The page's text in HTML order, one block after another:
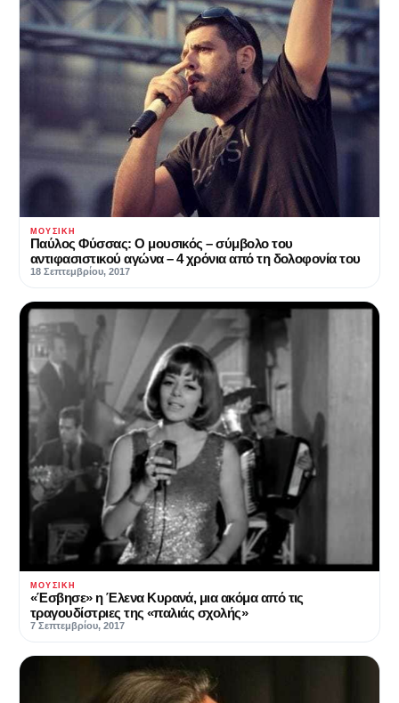
ΜΟΥΣΙΚΉ
Παύλος Φύσσας: Ο μουσικός – σύμβολο του
αντιφασιστικού αγώνα – 4 χρόνια από τη δολοφονία του
18 Σεπτεμβρίου, 2017
ΜΟΥΣΙΚΉ
«Έσβησε» η Έλενα Κυρανά, μια ακόμα από τις
τραγουδίστριες της «παλιάς σχολής»
7 Σεπτεμβρίου, 2017